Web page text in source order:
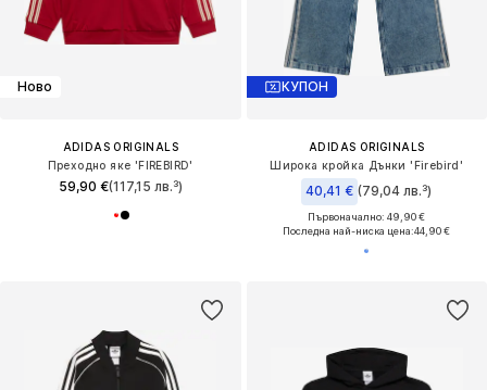
Ново
ADIDAS ORIGINALS
Преходно яке 'FIREBIRD'
59,90 €(117,15 лв.³)
КУПОН
ADIDAS ORIGINALS
Широка кройка Дънки 'Firebird'
40,41 € (79,04 лв.³)
Първоначално: 49,90 €
Последна най-ниска цена:44,90 €